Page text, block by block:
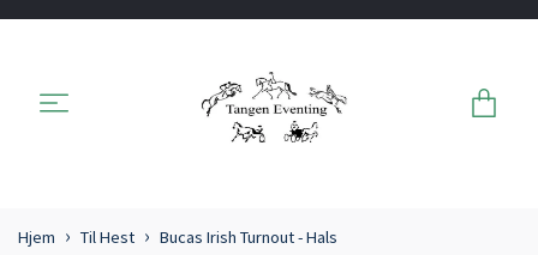
Hjem Til Hest Bucas Irish Turnout - Hals